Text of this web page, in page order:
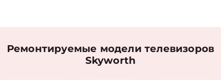
Ремонтируемые модели телевизоров
Skyworth